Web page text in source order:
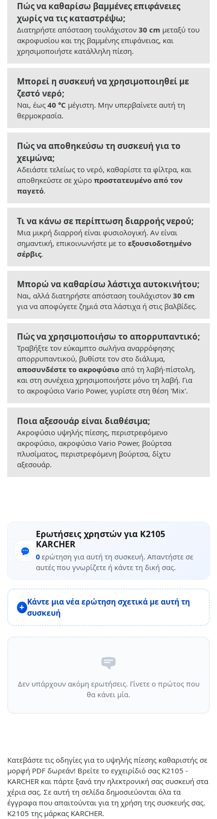
Πώς να καθαρίσω βαμμένες επιφάνειες
χωρίς να τις καταστρέψω;
Διατηρήστε απόσταση τουλάχιστον 30 cm μεταξύ του
ακροφυσίου και της βαμμένης επιφάνειας, και
χρησιμοποιήστε κατάλληλη πίεση.
Μπορεί η συσκευή να χρησιμοποιηθεί με
ζεστό νερό;
Ναι, έως 40 °C μέγιστη. Μην υπερβαίνετε αυτή τη
θερμοκρασία.
Πώς να αποθηκεύσω τη συσκευή για το
χειμώνα;
Αδειάστε τελείως το νερό, καθαρίστε τα φίλτρα, και
αποθηκεύστε σε χώρο προστατευμένο από τον
παγετό.
Τι να κάνω σε περίπτωση διαρροής νερού;
Μια μικρή διαρροή είναι φυσιολογική. Αν είναι
σημαντική, επικοινωνήστε με το εξουσιοδοτημένο
σέρβις.
Μπορώ να καθαρίσω λάστιχα αυτοκινήτου;
Ναι, αλλά διατηρήστε απόσταση τουλάχιστον 30 cm
για να αποφύγετε ζημιά στα λάστιχα ή στις βαλβίδες.
Πώς να χρησιμοποιήσω το απορρυπαντικό;
Τραβήξτε τον εύκαμπτο σωλήνα αναρρόφησης
απορρυπαντικού, βυθίστε τον στο διάλυμα,
αποσυνδέστε το ακροφύσιο από τη λαβή-πίστολη,
και στη συνέχεια χρησιμοποιήστε μόνο τη λαβή. Για
το ακροφύσιο Vario Power, γυρίστε στη θέση 'Mix'.
Ποια αξεσουάρ είναι διαθέσιμα;
Ακροφύσιο υψηλής πίεσης, περιστρεφόμενο
ακροφύσιο, ακροφύσιο Vario Power, βούρτσα
πλυσίματος, περιστρεφόμενη βούρτσα, δίχτυ
αξεσουάρ.
Ερωτήσεις χρηστών για K2105
KARCHER
0 ερώτηση για αυτή τη συσκευή. Απαντήστε σε
αυτές που γνωρίζετε ή κάντε τη δική σας.
Κάντε μια νέα ερώτηση σχετικά με αυτή τη
συσκευή
Δεν υπάρχουν ακόμη ερωτήσεις. Γίνετε ο πρώτος που
θα κάνει μία.
Κατεβάστε τις οδηγίες για το υψηλής πίεσης καθαριστής σε
μορφή PDF δωρεάν! Βρείτε το εγχειρίδιό σας K2105 -
KARCHER και πάρτε ξανά την ηλεκτρονική σας συσκευή στα
χέρια σας. Σε αυτή τη σελίδα δημοσιεύονται όλα τα
έγγραφα που απαιτούνται για τη χρήση της συσκευής σας.
K2105 της μάρκας KARCHER.